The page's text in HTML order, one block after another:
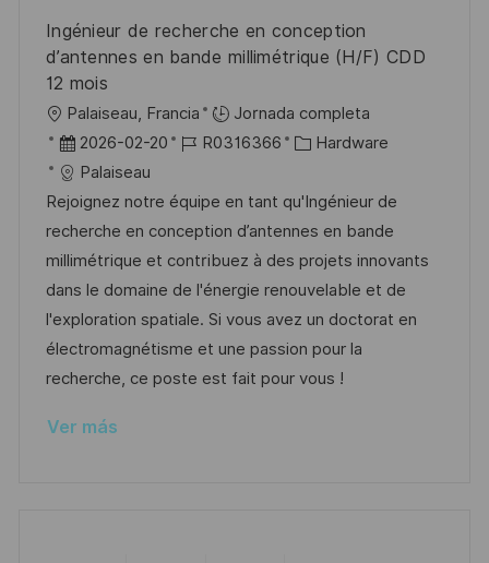
i
c
a
c
Ingénieur de recherche en conception
d’antennes en bande millimétrique (H/F) CDD
12 mois
U
b
c
a
c
i
ó
n
Palaiseau, Francia
Jornada completa
F
e
c
h
a
d
e
p
u
l
2026-02-20
I
d
e
e
m
p
l
e
R0316366
C
t
e
g
o
r
í
a
Hardware
Palaiseau
Rejoignez notre équipe en tant qu'Ingénieur de
recherche en conception d’antennes en bande
millimétrique et contribuez à des projets innovants
dans le domaine de l'énergie renouvelable et de
l'exploration spatiale. Si vous avez un doctorat en
électromagnétisme et une passion pour la
recherche, ce poste est fait pour vous !
Ver más